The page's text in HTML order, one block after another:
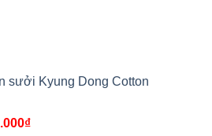
sưởi Kyung Dong Cotton
₫